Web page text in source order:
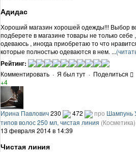
Адидас
Хороший магазин хорошей одежды!!! Выбор
подберете в магазине товары не только
одеваюсь , иногда приобретаю то что
которые полностью одеваются в нем. ...
Рейтинг:
Комментировать · Я был тут · Поделиться
+4
Ирина Павлович230 472 про
типов волос 250 мл, чистая линия (Косметика)
13 февраля 2014 в 14:39
Чистая линия